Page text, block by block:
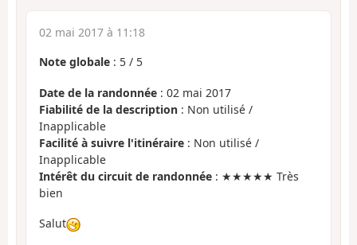
02 mai 2017 à 11:18
Note globale : 5 / 5
Date de la randonnée : 02 mai 2017
Fiabilité de la description : Non utilisé /
Inapplicable
Facilité à suivre l'itinéraire : Non utilisé /
Inapplicable
Intérêt du circuit de randonnée : ★★★★★ Très
bien
Salut